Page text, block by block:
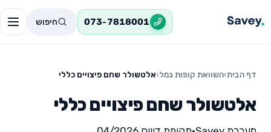
073-7818001 חיפוש
דף הבית›השוואת קופות גמל›אלטשולר שחם פיצויים כללי
אלטשולר שחם פיצויים כללי